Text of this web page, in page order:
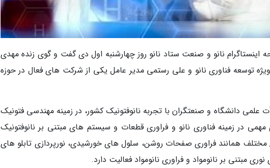
اینستاگرام نانو و صنعت ستاد نانو روز چهارشنبه اول دی گفت و گوی زنده مهدی
توسعه فناوری نانو و علی رستمی مدیر عامل یکی از شرکت های فعال در حوزه
دانشگاه و صنعتگران با تجربه نانوفتونیک کشور، در زمینه مهندسی فتونیک
در زمینه فناوری نانو و فراوری قطعات و سیستم های مبتنی بر نانوفتونیک
همانند فراوری صفحات روشن، سلول های خورشیدی، نورپردازی تابلو های
مبتنی بر نانومواد و فراوری نانومواد فعالیت دارد.